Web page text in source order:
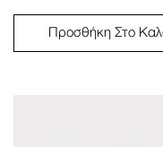
Προσθήκη Στο